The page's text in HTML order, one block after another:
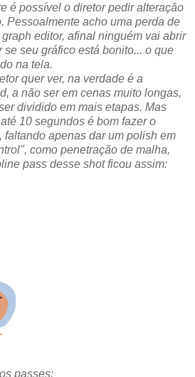
é possível o diretor pedir alteração
Pessoalmente acho uma perda de
editor, afinal ninguém vai abrir
seu gráfico está bonito... o que
na tela.
quer ver, na verdade é a
a não ser em cenas muito longas,
dividido em mais etapas. Mas
10 segundos é bom fazer o
apenas dar um polish em
como penetração de malha,
pass desse shot ficou assim:
passes: